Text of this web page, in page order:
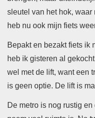
sleutel van het hok, waar
heb nu ook mijn fiets
Bepakt en bezakt fiets ik
heb ik gisteren al
wel met de lift, want een
is geen optie. De lift is
De metro is nog rustig